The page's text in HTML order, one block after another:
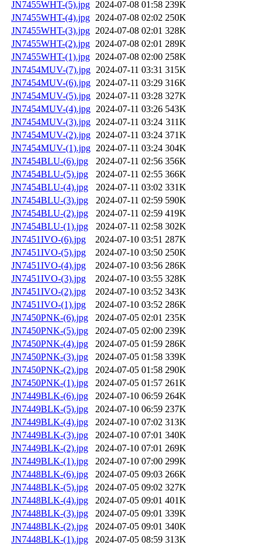
JN7455WHT-(5).jpg 2024-07-08 01:58 239K
JN7455WHT-(4).jpg 2024-07-08 02:02 250K
JN7455WHT-(3).jpg 2024-07-08 02:01 328K
JN7455WHT-(2).jpg 2024-07-08 02:01 289K
JN7455WHT-(1).jpg 2024-07-08 02:00 258K
JN7454MUV-(7).jpg 2024-07-11 03:31 315K
JN7454MUV-(6).jpg 2024-07-11 03:29 316K
JN7454MUV-(5).jpg 2024-07-11 03:28 327K
JN7454MUV-(4).jpg 2024-07-11 03:26 543K
JN7454MUV-(3).jpg 2024-07-11 03:24 311K
JN7454MUV-(2).jpg 2024-07-11 03:24 371K
JN7454MUV-(1).jpg 2024-07-11 03:24 304K
JN7454BLU-(6).jpg
2024-07-11 02:56 356K
JN7454BLU-(5).jpg
2024-07-11 02:55 366K
JN7454BLU-(4).jpg
2024-07-11 03:02 331K
JN7454BLU-(3).jpg
2024-07-11 02:59 590K
JN7454BLU-(2).jpg
2024-07-11 02:59 419K
JN7454BLU-(1).jpg
2024-07-11 02:58 302K
JN7451IVO-(6).jpg
2024-07-10 03:51 287K
JN7451IVO-(5).jpg
2024-07-10 03:50 250K
JN7451IVO-(4).jpg
2024-07-10 03:56 286K
JN7451IVO-(3).jpg
2024-07-10 03:55 328K
JN7451IVO-(2).jpg
2024-07-10 03:52 343K
JN7451IVO-(1).jpg
2024-07-10 03:52 286K
JN7450PNK-(6).jpg
2024-07-05 02:01 235K
JN7450PNK-(5).jpg
2024-07-05 02:00 239K
JN7450PNK-(4).jpg
2024-07-05 01:59 286K
JN7450PNK-(3).jpg
2024-07-05 01:58 339K
JN7450PNK-(2).jpg
2024-07-05 01:58 290K
JN7450PNK-(1).jpg
2024-07-05 01:57 261K
JN7449BLK-(6).jpg
2024-07-10 06:59 264K
JN7449BLK-(5).jpg
2024-07-10 06:59 237K
JN7449BLK-(4).jpg
2024-07-10 07:02 313K
JN7449BLK-(3).jpg
2024-07-10 07:01 340K
JN7449BLK-(2).jpg
2024-07-10 07:01 269K
JN7449BLK-(1).jpg
2024-07-10 07:00 299K
JN7448BLK-(6).jpg
2024-07-05 09:03 266K
JN7448BLK-(5).jpg
2024-07-05 09:02 327K
JN7448BLK-(4).jpg
2024-07-05 09:01 401K
JN7448BLK-(3).jpg
2024-07-05 09:01 339K
JN7448BLK-(2).jpg
2024-07-05 09:01 340K
JN7448BLK-(1).jpg
2024-07-05 08:59 313K